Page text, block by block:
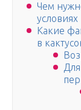
Чем
условиях
Какие
в